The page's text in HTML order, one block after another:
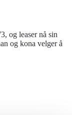
og leaser nå sin
og kona velger å